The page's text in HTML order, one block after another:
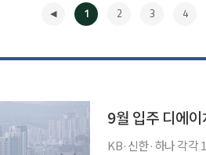
1 2 3 4
9월 입주 디에
KB·신한·하나 각각